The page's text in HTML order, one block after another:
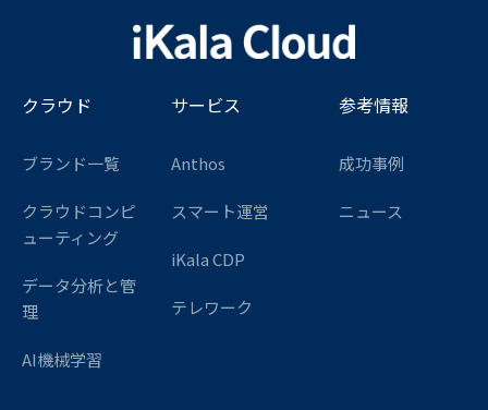
クラウド
ブランド一覧
クラウドコンピ
ューティング
データ分析と管
理
AI機械学習
サービス
Anthos
スマート運営
iKala CDP
テレワーク
参考情報
成功事例
ニュース